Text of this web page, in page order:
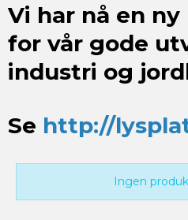
Vi har nå en
for vår gode
industri og
Se http://
Ingen